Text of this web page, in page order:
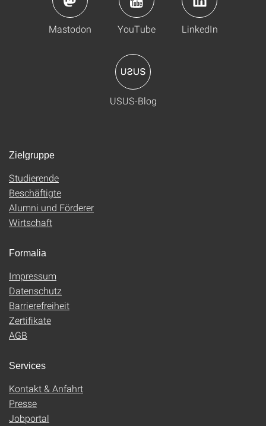
Mastodon YouTube LinkedIn
USUS-Blog
Zielgruppe
Studierende
Beschäftigte
Alumni und Förderer
Wirtschaft
Formalia
Impressum
Datenschutz
Barrierefreiheit
Zertifikate
AGB
Services
Kontakt & Anfahrt
Presse
Jobportal